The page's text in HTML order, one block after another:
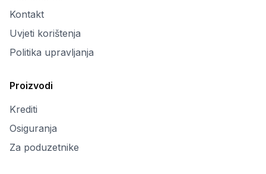
Kontakt
Uvjeti korištenja
Politika upravljanja
Proizvodi
Krediti
Osiguranja
Za poduzetnike